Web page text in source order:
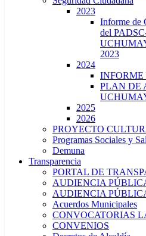
2023
Informe de
del
2023
2024
INFORME
PLAN DE
2025
2026
PROYECTO
Programas Sociales y
Demuna
Transparencia
PORTAL DE
AUDIENCIA
AUDIENCIA
Acuerdos Municipales
CONVOCATORIAS
CONVENIOS